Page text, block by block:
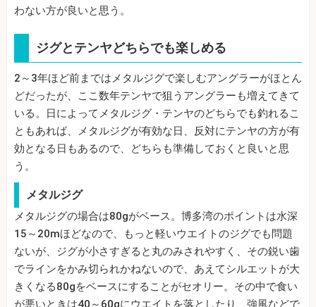
わない方が良いと思う。
ジグとテンヤどちらでも楽しめる
2～3年ほど前まではメタルジグで楽しむアングラーがほとん
どだったが、ここ数年テンヤで狙うアングラーも増えてきて
いる。日によってメタルジグ・テンヤのどちらでも釣れるこ
ともあれば、メタルジグが有効な日、反対にテンヤの方が有
効となる日もあるので、どちらも準備しておくと良いと思
う。
メタルジグ
メタルジグの場合は80gがベース。博多湾のポイントは水深
15～20mほどなので、もっと軽いウエイトのジグでも問題
ないが、ジグが小さすぎると丸のみされやすく、その鋭い歯
でラインをかみ切られかねないので、あえてシルエットが大
きくなる80gをベースにすることがセオリー。その中で食い
が悪いときは40～60gにウエイトを落としたり、強風などで